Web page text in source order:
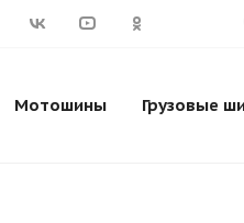
Мотошины Грузовые